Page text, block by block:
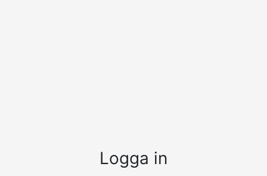
Logga in